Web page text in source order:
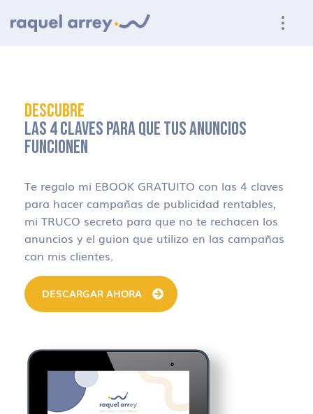
DESCUBRE
LAS 4 CLAVES PARA QUE TUS ANUNCIOS
FUNCIONEN
Te regalo mi EBOOK GRATUITO con las 4 claves
para hacer campañas de publicidad rentables,
mi TRUCO secreto para que no te rechacen los
anuncios y el guion que utilizo en las campañas
con mis clientes.
DESCARGAR AHORA